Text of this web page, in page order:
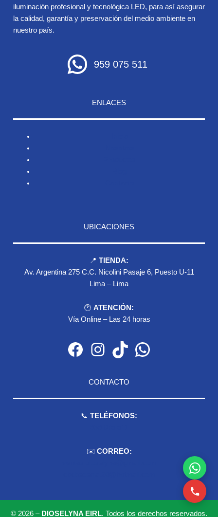
iluminación profesional y tecnológica LED, para así asegurar
la calidad, garantía y preservación del medio ambiente en
nuestro país.
959 075 511
ENLACES
UBICACIONES
📍 TIENDA:
Av. Argentina 275 C.C. Nicolini Pasaje 6, Puesto U-11
Lima – Lima
🕐 ATENCIÓN:
Vía Online – Las 24 horas
Facebook Instagram TikTok WhatsApp
CONTACTO
📞 TELÉFONOS:
✉️ CORREO:
© 2026 – DIOSELYNA EIRL. Todos los derechos reservados.